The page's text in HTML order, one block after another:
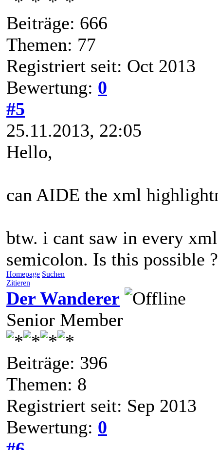
Beiträge: 666
Themen: 77
Registriert seit: Oct 2013
Bewertung: 0
#5
25.11.2013, 22:05
Hello,
can AIDE the xml
btw. i cant saw in every
semicolon. Is this possible ?
Homepage Suchen
Zitieren
Der Wanderer
Senior Member
Beiträge: 396
Themen: 8
Registriert seit: Sep 2013
Bewertung: 0